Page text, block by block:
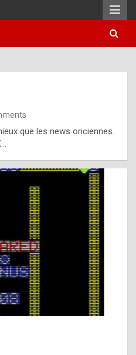
i
u
l
y
d
i
ff
i
que les news oriciennes.